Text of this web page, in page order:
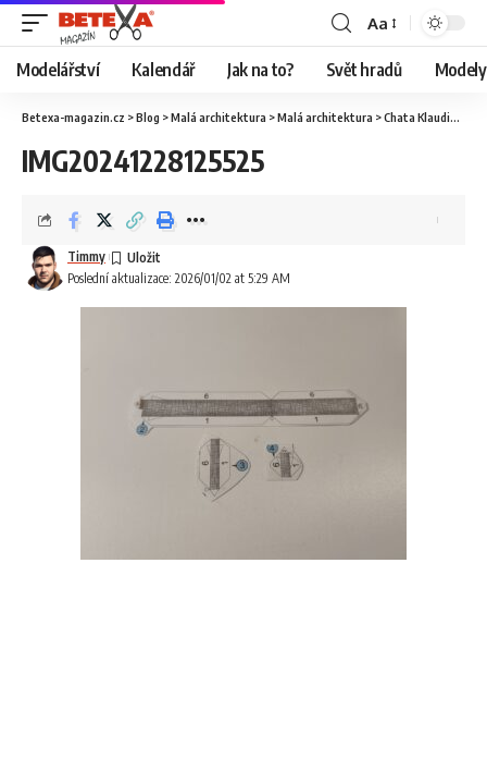
Aa
Modelářství Kalendář Jak na to? Svět hradů
Betexa-magazin.cz >Blog >Malá architektura >Malá architektura >Chata Klaudia, Vyšné Ružbachy, 24h
IMG20241228125525
Poslední aktualizace: 2026/01/02 at 5:29 AM
Timmy